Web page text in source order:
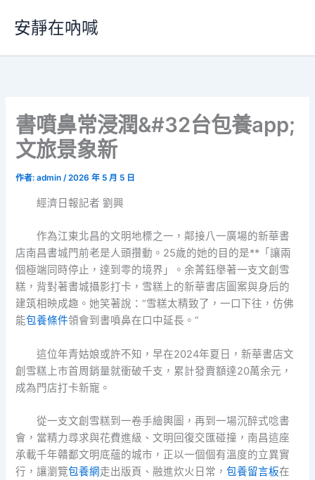
要
安靜在吶喊
書噴鼻常浸潤&#32台包養app;
文旅景象新
作者:admin/2026 年 5 月 5 日
經濟日報記者 劉興
作為江東北昌的文明地標之一，鄰接八一廣場的新華書
店南昌書城門前老是人頭攢動。25歲的她的目的是**「讓兩
個極端同時停止，達到零的境界」。余菁鈺舉著一支文創雪
糕，背對著書城攝影打卡，雪糕上的新華書店圖案與身后的
建筑相映成趣。她笑著說：“雪糕太精致了，一口下往，仿佛
能包養條件領會到書噴鼻在口中延長。”
這位年青姑娘或許不知，早在2024年夏日，新華書店文
創雪糕上市首周銷量就衝破千支，累計發賣額達20萬余元，
成為門店打卡新寵。
從一支文創雪糕到一卷手繪輿圖，再到一場沉醉式唸書
會，當精力尋求與花費進級、文明回復交匯碰撞，南昌這座
承載千年贛鄱文明底蘊的城市，正以一個個有溫度的立異實
行，讓瀏覽包養網走出版頁、融進炊火日常，包養留言板在